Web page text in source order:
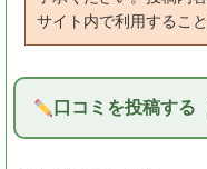
サイト内で利用するこ
口コミを投稿する